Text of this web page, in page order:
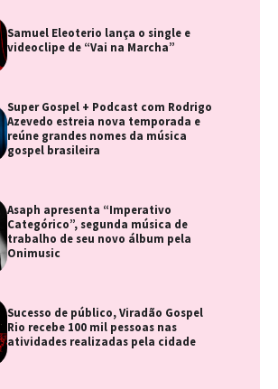
Samuel Eleoterio lança o single e
videoclipe de “Vai na Marcha”
Super Gospel + Podcast com Rodrigo
Azevedo estreia nova temporada e
reúne grandes nomes da música
gospel brasileira
Asaph apresenta “Imperativo
Categórico”, segunda música de
trabalho de seu novo álbum pela
Onimusic
Sucesso de público, Viradão Gospel
Rio recebe 100 mil pessoas nas
atividades realizadas pela cidade